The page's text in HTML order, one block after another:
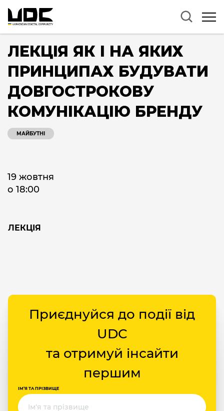
ЛЕКЦІЯ ЯК І НА ЯКИХ
ПРИНЦИПАХ БУДУВАТИ
ДОВГОСТРОКОВУ
КОМУНІКАЦІЮ БРЕНДУ
МАЙБУТНІ
19 жовтня
о 18:00
ЛЕКЦІЯ
Приєднуйся до події від
UDC
та отримуй інсайти
першим
ІМ‘Я ТА ПРІЗВИЩЕ